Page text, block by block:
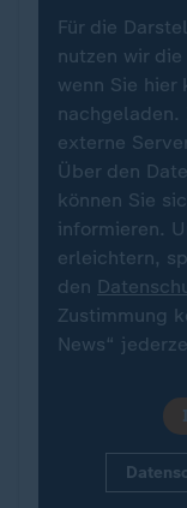
Für die
nutzen wir
wenn Sie hier
externe
Über den
können Sie
informieren.
erleichtern,
den
Zustimmung
News“